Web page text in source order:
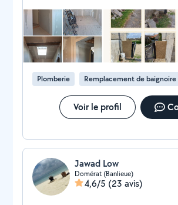
sanitaire, dalle, terrasse, petite
modification d'une cuisine... ainsi
travaux de bricolage, montage de
à la déchetterie (meubles,
déchets verts).
Plomberie Remplacement de baignoire
Voir le profil
Jawad Low
Domérat (Banlieue)
4,6/5 (23 avis)